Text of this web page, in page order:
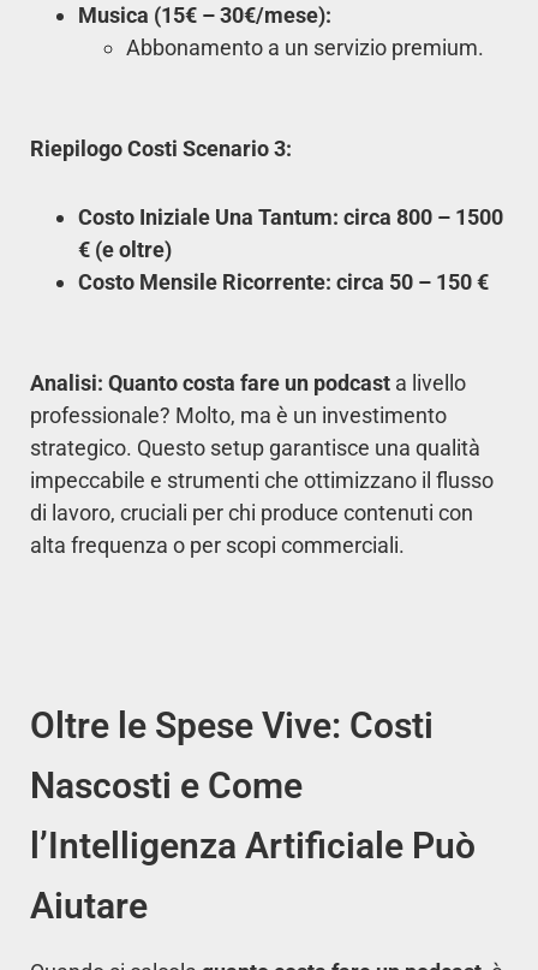
Musica (15€ – 30€/mese):
Abbonamento a un servizio premium.
Riepilogo Costi Scenario 3:
Costo Iniziale Una Tantum: circa 800 – 1500
€ (e oltre)
Costo Mensile Ricorrente: circa 50 – 150 €
Analisi: Quanto costa fare un podcast a livello
professionale? Molto, ma è un investimento
strategico. Questo setup garantisce una qualità
impeccabile e strumenti che ottimizzano il flusso
di lavoro, cruciali per chi produce contenuti con
alta frequenza o per scopi commerciali.
Oltre le Spese Vive: Costi
Nascosti e Come
l’Intelligenza Artificiale Può
Aiutare